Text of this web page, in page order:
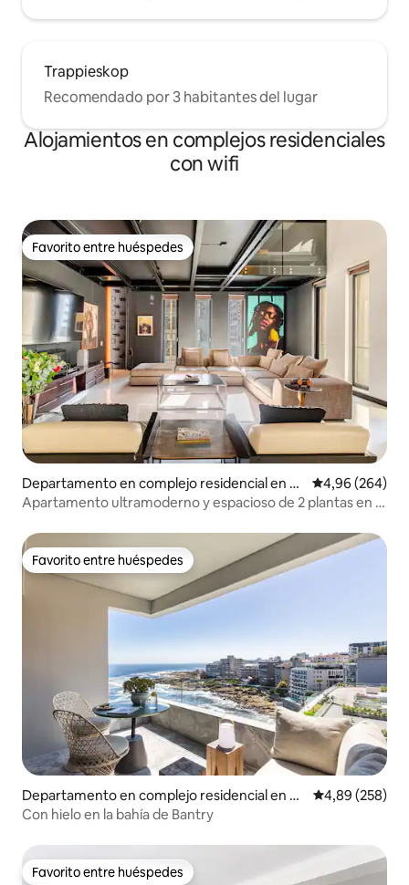
Trappieskop
Recomendado por 3 habitantes del lugar
Alojamientos en complejos residenciales
con wifi
Favorito entre huéspedes
Favorito entre huéspedes
Departamento en complejo residencial en Ci
udad del Cabo
Calificación
4,96 (264)
Apartamento ultramoderno y espacioso de 2 plantas en el
Favorito entre huéspedes
Favorito entre huéspedes
Departamento en complejo residencial en Ci
udad del Cabo
Calificación
4,89 (258)
Con hielo en la bahía de Bantry
Favorito entre huéspedes
Favorito entre huéspedes